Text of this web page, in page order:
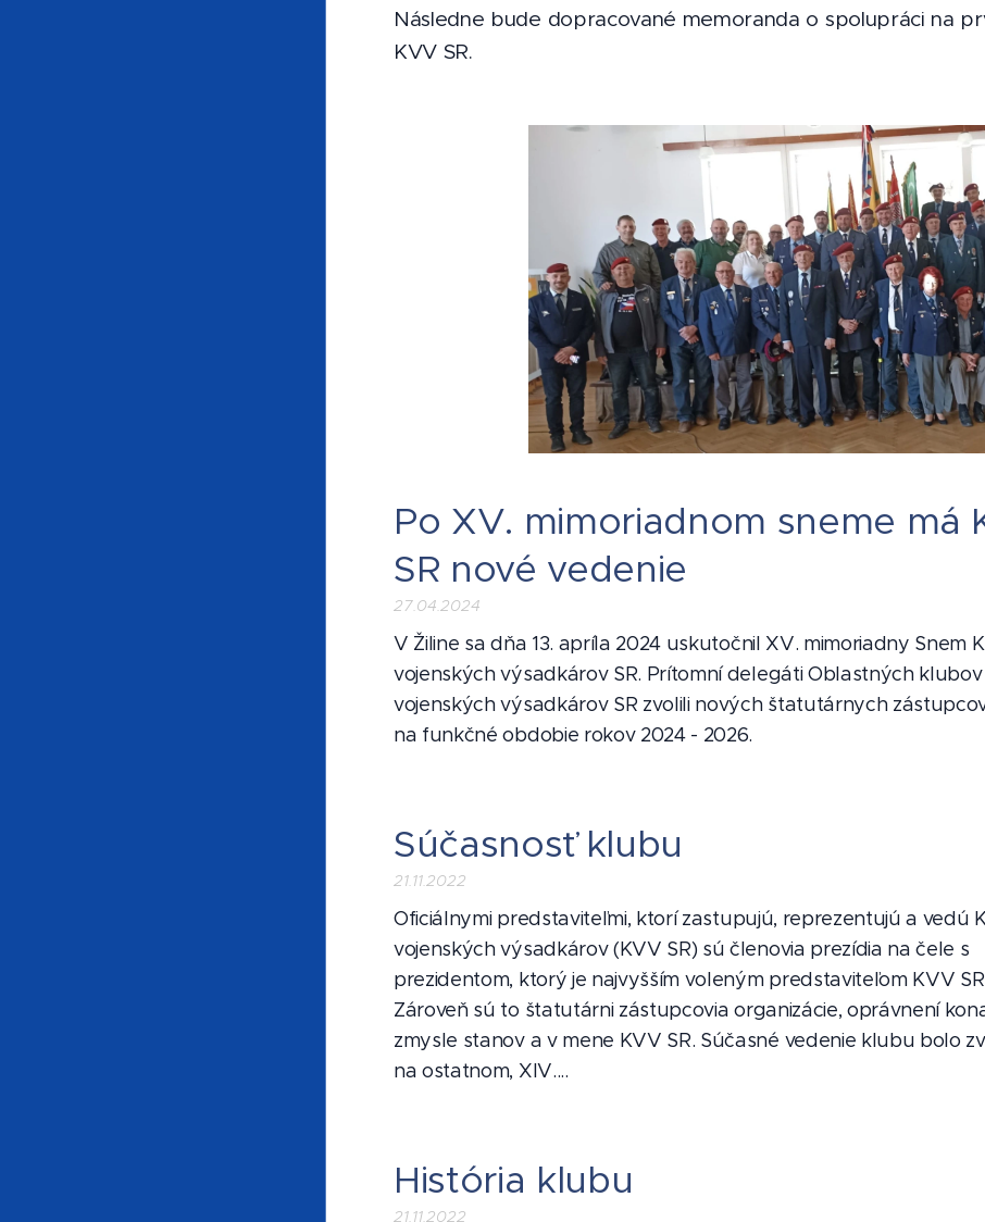
Následne bude dopracované memoranda o spolupráci na
KVV SR.
Po XV. mimoriadnom sneme má
SR nové vedenie
27.04.2024
V Žiline sa dňa 13. apríla 2024 uskutočnil XV. mimoriadny Snem
vojenských výsadkárov SR. Prítomní delegáti Oblastných klubov
vojenských výsadkárov SR zvolili nových štatutárnych
na funkčné obdobie rokov 2024 - 2026.
Súčasnosť klubu
21.11.2022
Oficiálnymi predstaviteľmi, ktorí zastupujú, reprezentujú a vedú
vojenských výsadkárov (KVV SR) sú členovia prezídia na čele s
prezidentom, ktorý je najvyšším voleným predstaviteľom KVV
Zároveň sú to štatutárni zástupcovia organizácie, oprávnení
zmysle stanov a v mene KVV SR. Súčasné vedenie klubu bolo
na ostatnom, XIV....
História klubu
21.11.2022